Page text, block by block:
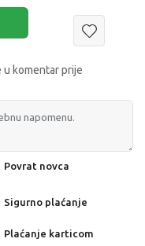
u komentar prije
Povrat novca
Sigurno plaćanje
Plaćanje karticom